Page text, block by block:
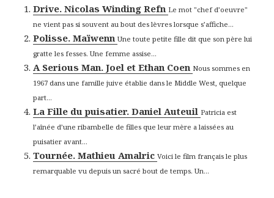
Drive. Nicolas Winding Refn Le mot "chef d’oeuvre"
ne vient pas si souvent au bout des lèvres lorsque s’affiche...
Polisse. MaïwennUne toute petite fille dit que son père lui
gratte les fesses. Une femme assise...
A Serious Man. Joel et Ethan Coen Nous sommes en
1967 dans une famille juive établie dans le Middle West, quelque
part...
La Fille du puisatier. Daniel Auteuil Patricia est
l’aînée d’une ribambelle de filles que leur mère a laissées au
puisatier avant...
Tournée. Mathieu AmalricVoici le film français le plus
remarquable vu depuis un sacré bout de temps. Un...